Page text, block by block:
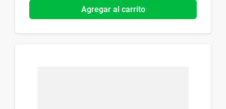
Agregar al carrito